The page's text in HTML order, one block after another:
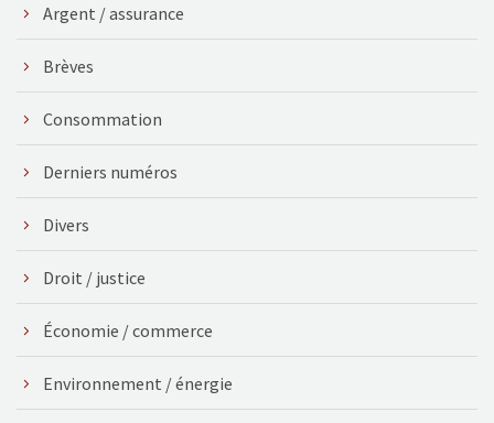
Argent / assurance
Brèves
Consommation
Derniers numéros
Divers
Droit / justice
Économie / commerce
Environnement / énergie